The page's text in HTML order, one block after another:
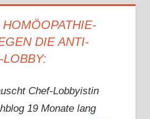
DIE ANTI-
LOBBY:
Chef-Lobbyistin
19 Monate lang